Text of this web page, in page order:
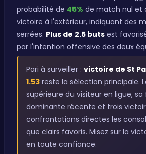
probabilité de 45% de match nul et
victoire à l'extérieur, indiquant des
serrées. Plus de 2.5 buts est
par l'intention offensive des deux
Pari à surveiller : victoire de St
1.53 reste la sélection principale.
supérieure du visiteur en ligue,
dominante récente et trois
confrontations directes les
que clairs favoris. Misez sur la
en toute confiance.